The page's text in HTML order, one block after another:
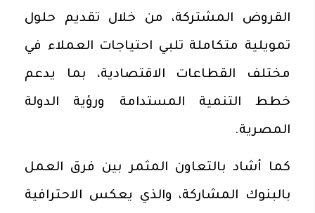
القروض المشتركة، من خلال تقديم حلول
تمويلية متكاملة تلبي احتياجات العملاء في
مختلف القطاعات الاقتصادية، بما يدعم
خطط التنمية المستدامة ورؤية الدولة
المصرية.
كما أشاد بالتعاون المثمر بين فرق العمل
بالبنوك المشاركة، والذي يعكس الاحترافية